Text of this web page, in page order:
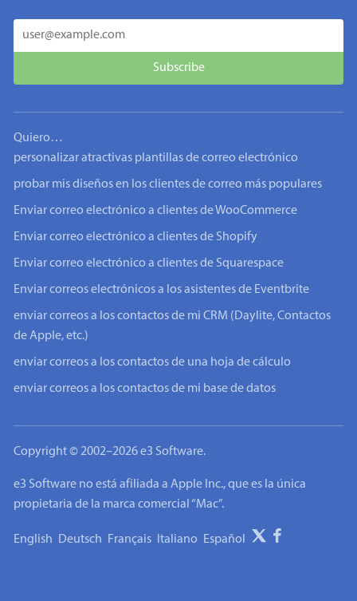
Quiero…
personalizar atractivas plantillas de correo electrónico
probar mis diseños en los clientes de correo más populares
Enviar correo electrónico a clientes de WooCommerce
Enviar correo electrónico a clientes de Shopify
Enviar correo electrónico a clientes de Squarespace
Enviar correos electrónicos a los asistentes de Eventbrite
enviar correos a los contactos de mi CRM (Daylite, Contactos
de Apple, etc.)
enviar correos a los contactos de una hoja de cálculo
enviar correos a los contactos de mi base de datos
Copyright © 2002–2026 e3 Software.
e3 Software no está afiliada a Apple Inc., que es la única
propietaria de la marca comercial “Mac”.
English Deutsch Français Italiano Español